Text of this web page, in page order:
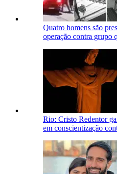
Quatro homens são
operação contra grupo
Rio: Cristo Redentor
em conscientização